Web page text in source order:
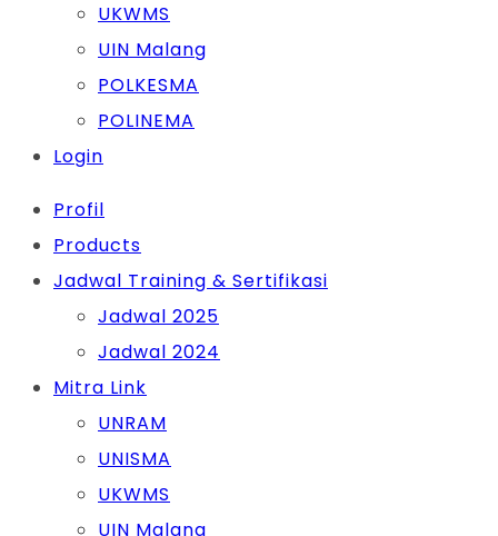
UKWMS
UIN Malang
POLKESMA
POLINEMA
Login
Profil
Products
Jadwal Training & Sertifikasi
Jadwal 2025
Jadwal 2024
Mitra Link
UNRAM
UNISMA
UKWMS
UIN Malang